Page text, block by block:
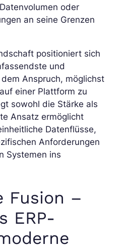
oder
an seine Grenzen
positioniert sich
und
Anspruch, möglichst
einer Plattform zu
sowohl die Stärke als
Ansatz ermöglicht
Datenflüsse,
Anforderungen
Systemen ins
Fusion –
ERP-